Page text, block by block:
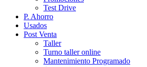
Test Drive
P. Ahorro
Usados
Post Venta
Taller
Turno taller online
Mantenimiento Programado